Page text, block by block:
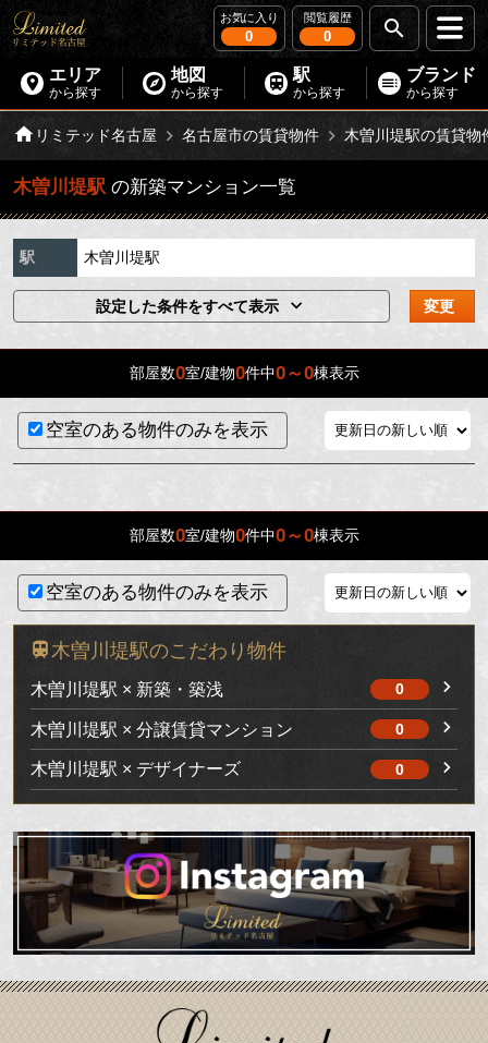
お気に入り
0
閲覧履歴
0
エリア
から探す
地図
から探す
駅
から探す
ブランド
から探す
リミテッド名古屋 名古屋市の賃貸物件 木曽川堤駅の賃貸物
木曽川堤駅 の新築マンション一覧
駅 木曽川堤駅
設定した条件をすべて表示 変更
部屋数0室/建物0件中0～0棟表示
空室のある物件のみを表示
部屋数0室/建物0件中0～0棟表示
空室のある物件のみを表示
木曽川堤駅のこだわり物件
木曽川堤駅 × 新築・築浅 0
木曽川堤駅 × 分譲賃貸マンション 0
木曽川堤駅 × デザイナーズ 0